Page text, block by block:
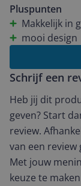
als je niet erg
is dat je oude
veranderen.
en makkelijk
Pluspunten
Makkelijk in
mooi design
Schrijf een
Heb jij dit
geven? Start
review.
van een
Met jouw
keuze te